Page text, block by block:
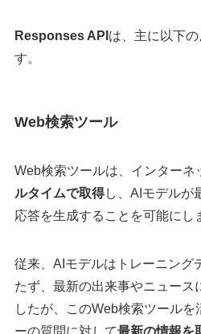
Responses API は、主に以下
す。
Web検索ツール
Web検索ツールは、インターネ
ルタイムで取得し、AIモデルが
応答を生成することを可能にし
従来、AIモデルはトレーニング
たず、最新の出来事やニュース
したが、このWeb検索ツール